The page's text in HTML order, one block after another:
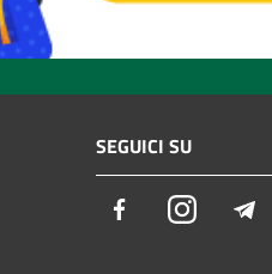
SEGUICI SU
FacebookInstagram